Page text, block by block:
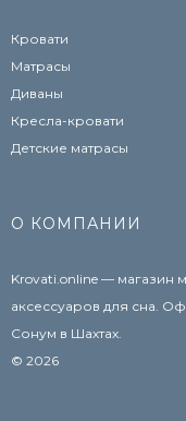
Кровати
Матрасы
Диваны
Кресла-кровати
Детские матрасы
О КОМПАНИИ
Krovati.online — магазин
аксессуаров для сна.
Сонум в Шахтах.
© 2026